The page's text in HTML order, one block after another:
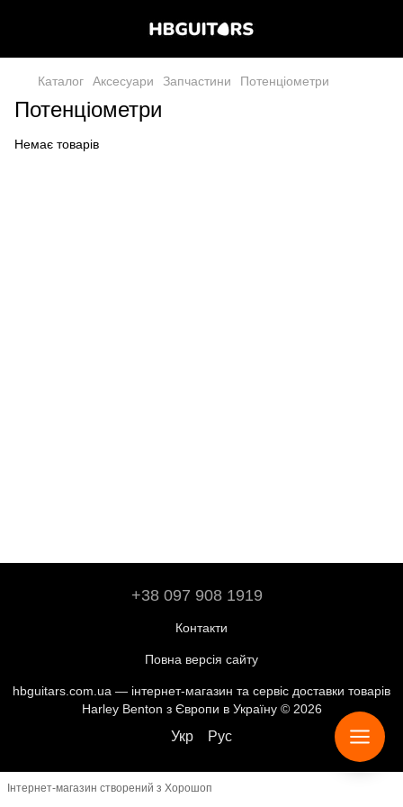
Каталог Аксесуари Запчастини Потенціометри
Потенціометри
Немає товарів
+38 097 908 1919
Контакти
Повна версія сайту
hbguitars.com.ua — інтернет-магазин та сервіс доставки товарів
Harley Benton з Європи в Україну © 2026
Укр Рус
Інтернет-магазин створений з Хорошоп